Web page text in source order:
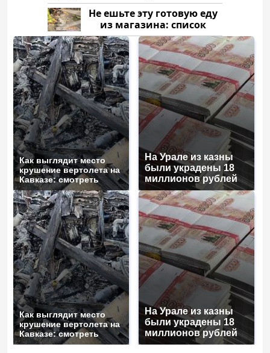
Не ешьте эту готовую еду
из магазина: список
Как выглядит место
крушение вертолета на
Кавказе: смотреть
На Урале из казны
были украдены 18
миллионов рублей
Как выглядит место
крушение вертолета на
Кавказе: смотреть
На Урале из казны
были украдены 18
миллионов рублей